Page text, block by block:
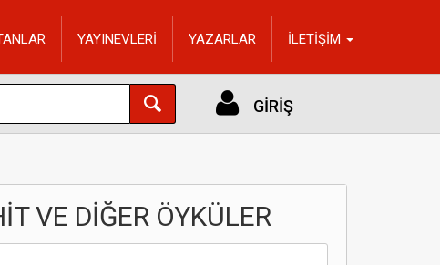
YAYINEVLERİ YAZARLAR İLETİŞİM
GİRİŞ
VE DİĞER ÖYKÜLER